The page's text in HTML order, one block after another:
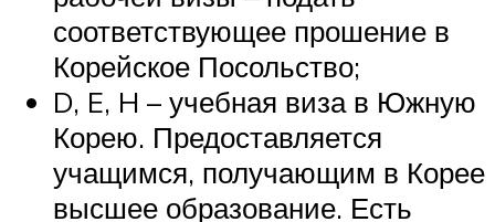
соответствующее прошение в
Корейское Посольство;
D, E, H – учебная виза в Южную
Корею. Предоставляется
учащимся, получающим в Корее
высшее образование. Есть